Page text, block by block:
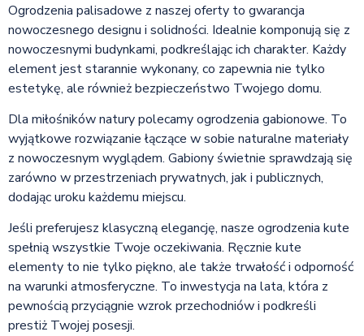
Ogrodzenia palisadowe z naszej oferty to gwarancja
nowoczesnego designu i solidności. Idealnie komponują się z
nowoczesnymi budynkami, podkreślając ich charakter. Każdy
element jest starannie wykonany, co zapewnia nie tylko
estetykę, ale również bezpieczeństwo Twojego domu.
Dla miłośników natury polecamy ogrodzenia gabionowe. To
wyjątkowe rozwiązanie łączące w sobie naturalne materiały
z nowoczesnym wyglądem. Gabiony świetnie sprawdzają się
zarówno w przestrzeniach prywatnych, jak i publicznych,
dodając uroku każdemu miejscu.
Jeśli preferujesz klasyczną elegancję, nasze ogrodzenia kute
spełnią wszystkie Twoje oczekiwania. Ręcznie kute
elementy to nie tylko piękno, ale także trwałość i odporność
na warunki atmosferyczne. To inwestycja na lata, która z
pewnością przyciągnie wzrok przechodniów i podkreśli
prestiż Twojej posesji.